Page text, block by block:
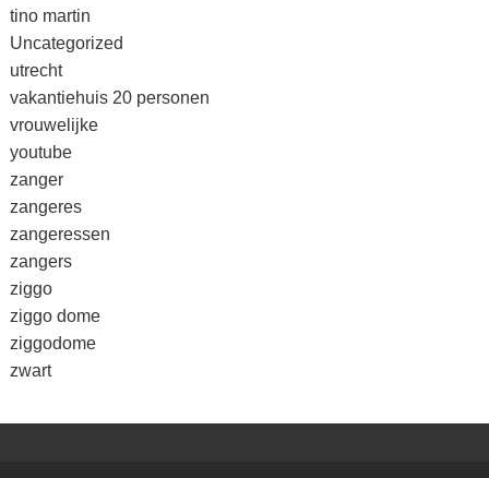
tino martin
Uncategorized
utrecht
vakantiehuis 20 personen
vrouwelijke
youtube
zanger
zangeres
zangeressen
zangers
ziggo
ziggo dome
ziggodome
zwart